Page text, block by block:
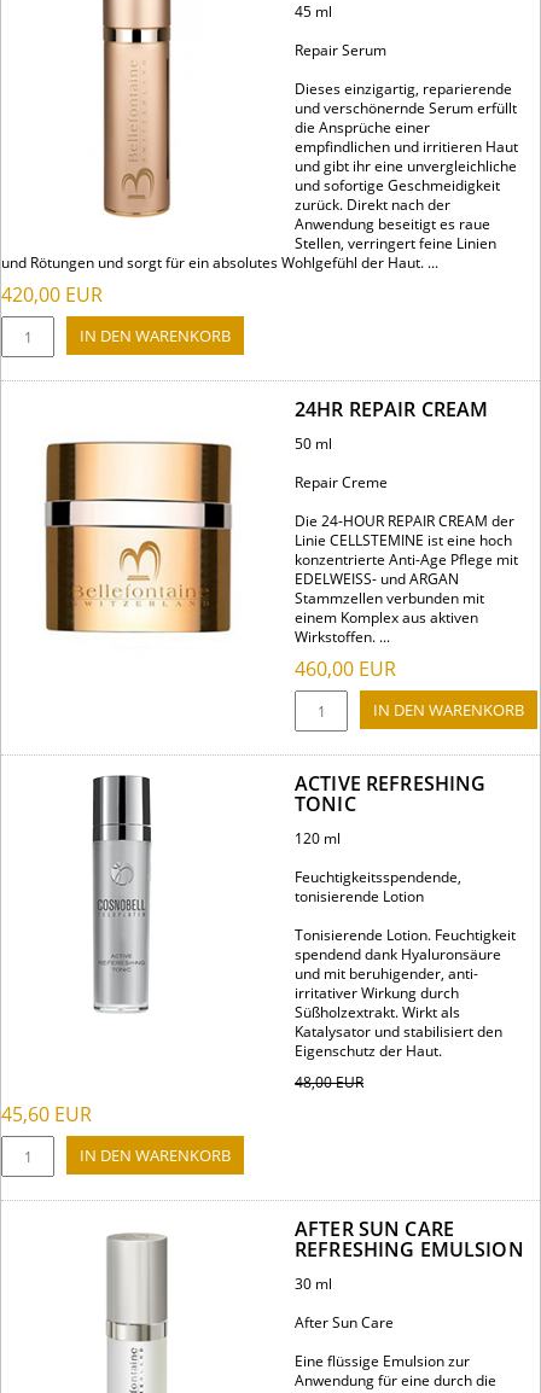
45 ml
Repair Serum
Dieses einzigartig, reparierende
und verschönernde Serum erfüllt
die Ansprüche einer
empfindlichen und irritieren Haut
und gibt ihr eine unvergleichliche
und sofortige Geschmeidigkeit
zurück. Direkt nach der
Anwendung beseitigt es raue
Stellen, verringert feine Linien
und Rötungen und sorgt für ein absolutes Wohlgefühl der Haut. ...
420,00 EUR
24HR REPAIR CREAM
50 ml
Repair Creme
Die 24-HOUR REPAIR CREAM der
Linie CELLSTEMINE ist eine hoch
konzentrierte Anti-Age Pflege mit
EDELWEISS- und ARGAN
Stammzellen verbunden mit
einem Komplex aus aktiven
Wirkstoffen. ...
460,00 EUR
ACTIVE REFRESHING
TONIC
120 ml
Feuchtigkeitsspendende,
tonisierende Lotion
Tonisierende Lotion. Feuchtigkeit
spendend dank Hyaluronsäure
und mit beruhigender, anti-
irritativer Wirkung durch
Süßholzextrakt. Wirkt als
Katalysator und stabilisiert den
Eigenschutz der Haut.
48,00EUR
45,60 EUR
AFTER SUN CARE
REFRESHING EMULSION
30 ml
After Sun Care
Eine flüssige Emulsion zur
Anwendung für eine durch die